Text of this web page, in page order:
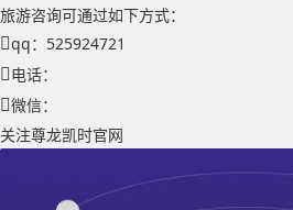
旅游咨询可通过如下方式：
qq：525924721
电话：
微信：
关注尊龙凯时官网